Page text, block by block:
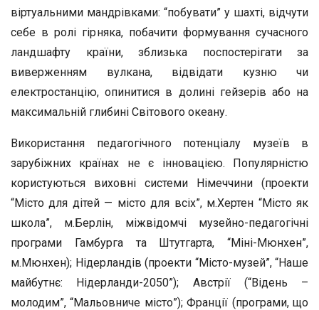
віртуальними мандрівками: “побувати” у шахті, відчути
себе в ролі гірняка, побачити формування сучасного
ландшафту країни, зблизька поспостерігати за
виверженням вулкана, відвідати кузню чи
електростанцію, опинитися в долині гейзерів або на
максимальній глибині Світового океану.
Використання педагогічного потенціалу музеїв в
зарубіжних країнах не є інновацією. Популярністю
користуються виховні системи Німеччини (проекти
“Місто для дітей — місто для всіх”, м.Хертен “Місто як
школа”, м.Берлін, міжвідомчі музейно-педагогічні
програми Гамбурга та Штутгарта, “Міні-Мюнхен”,
м.Мюнхен); Нідерландів (проекти “Місто-музей”, “Наше
майбутнє: Нідерланди-2050”); Австрії (“Відень –
молодим”, “Мальовниче місто”); Франції (програми, що